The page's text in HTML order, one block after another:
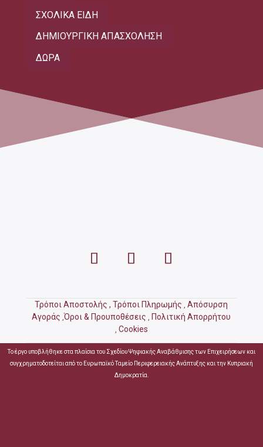
ΣΧΟΛΙΚΑ ΕΙΔΗ
ΔΗΜΙΟΥΡΓΙΚΗ ΑΠΑΣΧΟΛΗΣΗ
ΔΩΡΑ
Τρόποι Αποστολής ,Τρόποι Πληρωμής ,Απόσυρση
Αγοράς ,Όροι & Προυποθέσεις , Πολιτική Απορρήτου
, Cookies
Το έργο υποβλήθηκε στα πλαίσια του Σχεδίου Ψηφιακής Αναβάθμισης των Επιχειρήσεων και
συγχρηματοδοτείται από το Ευρωπαϊκό Ταμείο Περιφερειακής Ανάπτυξης και την Κυπριακή
Δημοκρατία.